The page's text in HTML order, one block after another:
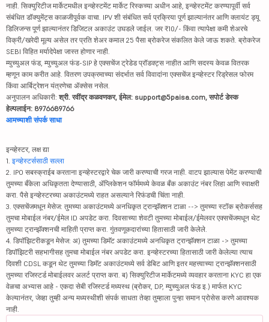
नाही. सिक्युरिटीज मार्केटमधील इन्व्हेस्टमेंट मार्केट रिस्कच्या अधीन आहे, इन्व्हेस्टमेंट करण्यापूर्वी सर्व
संबंधित डॉक्युमेंट्स काळजीपूर्वक वाचा. IPV शी संबंधित सर्व प्रक्रिया पूर्ण झाल्यानंतर आणि क्लायंट ड्यू
डिलिजन्स पूर्ण झाल्यानंतर डिजिटल अकाउंट उघडले जाईल. जर ₹10/- किंवा त्यापेक्षा कमी शेअरचे
विक्री/खरेदी मूल्य असेल तर प्रति शेअर कमाल 25 पैसा ब्रोकरेज संकलित केले जाऊ शकते. ब्रोकरेज
SEBI विहित मर्यादेपेक्षा जास्त होणार नाही.
म्युच्युअल फंड, म्युच्युअल फंड-SIP हे एक्सचेंज ट्रेडेड प्रॉडक्ट्स नाहीत आणि सदस्य केवळ वितरक
म्हणून काम करीत आहे. वितरण उपक्रमाच्या संदर्भात सर्व विवादांना एक्सचेंज इन्व्हेस्टर रिड्रेसल फोरम
किंवा आर्बिट्रेशन यंत्रणेचा ॲक्सेस नसेल.
अनुपालन अधिकारी: श्री. रवींद्र कळवणकर, ईमेल: support@5paisa.com, सपोर्ट डेस्क
हेल्पलाईन: 8976689766
आमच्याशी संपर्क साधा
इन्व्हेस्टर, लक्ष द्या
1. इन्व्हेस्टर्ससाठी सल्ला
2. IPO सबस्क्राईब करताना इन्व्हेस्टरद्वारे चेक जारी करण्याची गरज नाही. वाटप झाल्यास पेमेंट करण्याची
तुमच्या बँकेला अधिकृतता देण्यासाठी, ॲप्लिकेशन फॉर्ममध्ये केवळ बँक अकाउंट नंबर लिहा आणि स्वाक्षरी
करा. पैसे इन्व्हेस्टरच्या अकाउंटमध्ये राहत असल्याने रिफंडची चिंता नाही.
3. एक्सचेंजमधून मेसेज: तुमच्या अकाउंटमध्ये अनधिकृत ट्रान्झॅक्शन टाळा --> तुमच्या स्टॉक ब्रोकर्ससह
तुमचा मोबाईल नंबर/ईमेल ID अपडेट करा. दिवसाच्या शेवटी तुमच्या मोबाईल/ईमेलवर एक्सचेंजमधून थेट
तुमच्या ट्रान्झॅक्शनची माहिती प्राप्त करा. गुंतवणूकदारांच्या हितासाठी जारी केलेले.
4. डिपॉझिटरीकडून मेसेज: अ) तुमच्या डिमॅट अकाउंटमध्ये अनधिकृत ट्रान्झॅक्शन टाळा -> तुमच्या
डिपॉझिटरी सहभागीसह तुमचा मोबाईल नंबर अपडेट करा. इन्व्हेस्टरच्या हितासाठी जारी केलेल्या त्याच
दिवशी CDSL कडून थेट तुमच्या डिमॅट अकाउंटमध्ये सर्व डेबिट आणि इतर महत्त्वाच्या ट्रान्झॅक्शनसाठी
तुमच्या रजिस्टर्ड मोबाईलवर अलर्ट प्राप्त करा. ब) सिक्युरिटीज मार्केटमध्ये व्यवहार करताना KYC हा एक
वेळचा अभ्यास आहे - एकदा सेबी रजिस्टर्ड मध्यस्थ (ब्रोकर, DP, म्युच्युअल फंड इ.) मार्फत KYC
केल्यानंतर, जेव्हा तुम्ही अन्य मध्यस्थीशी संपर्क साधता तेव्हा तुम्हाला पुन्हा समान प्रोसेस करणे आवश्यक
नाही.